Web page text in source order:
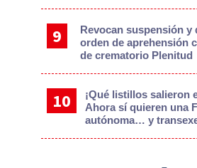
Revocan suspensión y
orden de aprehensión
de crematorio Plenitud
¡Qué listillos salieron
Ahora sí quieren una
autónoma… y